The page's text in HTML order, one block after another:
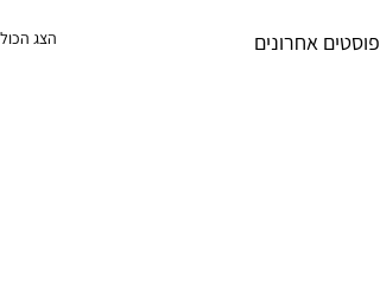
פוסטים אחרונים הצג הכול